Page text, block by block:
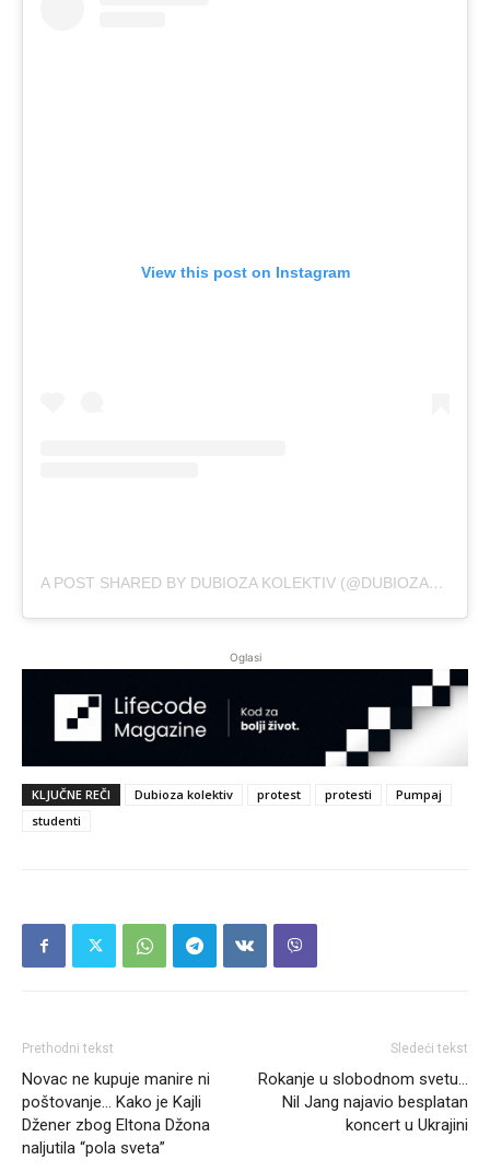
View this post on Instagram
A POST SHARED BY DUBIOZA KOLEKTIV (@DUBIOZAGRAM)
Oglasi
KLJUČNE REČI Dubioza kolektiv protest protesti
Pumpaj
studenti
Prethodni tekst
Novac ne kupuje manire ni
poštovanje… Kako je Kajli
Džener zbog Eltona Džona
naljutila “pola sveta”
Sledeći tekst
Rokanje u slobodnom svetu…
Nil Jang najavio besplatan
koncert u Ukrajini